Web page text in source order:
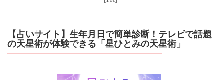
【占いサイト】生年月日で簡単診断！テレビで話題
の天星術が体験できる「星ひとみの天星術」